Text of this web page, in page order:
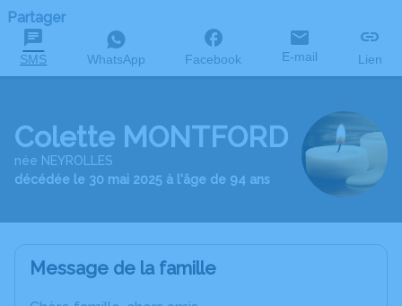
Partager
SMS WhatsApp Facebook E-mail Lien
Colette MONTFORD
née NEYROLLES
décédée le 30 mai 2025 à l'âge de 94 ans
Message de la famille